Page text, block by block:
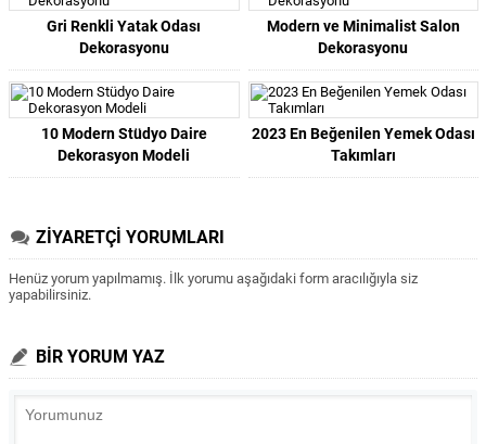
Gri Renkli Yatak Odası
Dekorasyonu
Modern ve Minimalist Salon
Dekorasyonu
10 Modern Stüdyo Daire
Dekorasyon Modeli
2023 En Beğenilen Yemek Odası
Takımları
ZİYARETÇİ YORUMLARI
Henüz yorum yapılmamış. İlk yorumu aşağıdaki form aracılığıyla siz
yapabilirsiniz.
BİR YORUM YAZ